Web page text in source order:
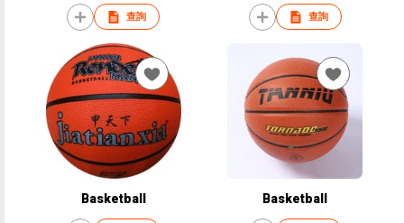
查詢 查詢
Basketball Basketball